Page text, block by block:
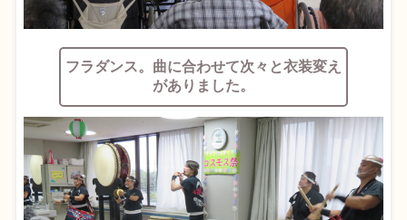
フラダンス。曲に合わせて次々と衣装変え
がありました。